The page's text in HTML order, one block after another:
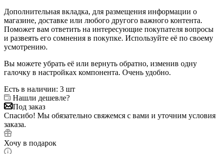
Дополнительная вкладка, для размещения информации о
магазине, доставке или любого другого важного контента.
Поможет вам ответить на интересующие покупателя вопросы
и развеять его сомнения в покупке. Используйте её по своему
усмотрению.
Вы можете убрать её или вернуть обратно, изменив одну
галочку в настройках компонента. Очень удобно.
Есть в наличии: 3 шт
Нашли дешевле?
Под заказ
Спасибо! Мы обязательно свяжемся с вами и уточним условия
заказа.
Хочу в подарок